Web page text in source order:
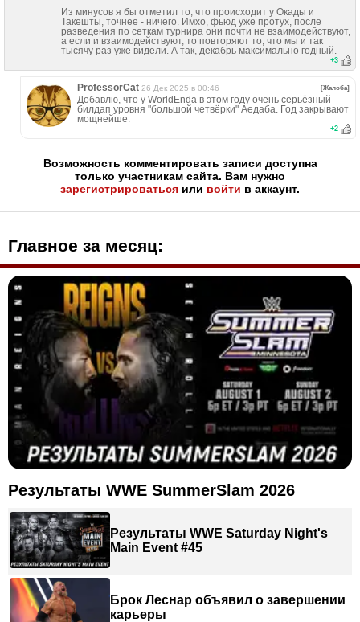
Из минусов я бы отметил то, что происходит у Окады и
Такешты, точнее - ничего. Имхо, фьюд уже протух, после
разведения по сеткам турнира они почти не взаимодействуют,
а если и взаимодействуют, то повторяют то, что мы и так
тысячу раз уже видели. А так, декабрь максимально годный.
+3
ProfessorCat 26 Дек 2025 в 00:46 [Жалоба]
Добавлю, что у WorldEndа в этом году очень серьёзный
билдап уровня "большой четвёрки" Аедаба. Год закрывают
мощнейше.
+2
Возможность комментировать записи доступна
только участникам сайта. Вам нужно
зарегистрироваться или войти в аккаунт.
Главное за месяц:
Результаты WWE SummerSlam 2026
Результаты WWE Saturday Night's
Main Event #45
Брок Леснар объявил о завершении
карьеры